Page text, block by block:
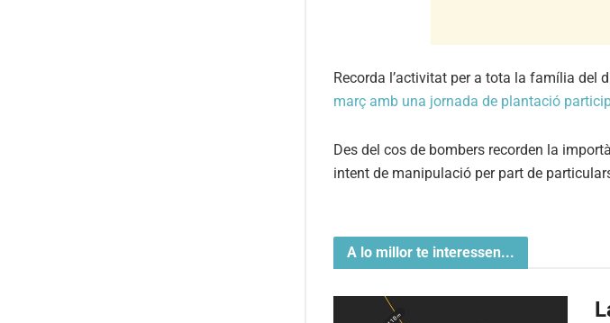
Recorda l’activitat per a tota la família del
març amb una jornada de plantació
Des del cos de bombers recorden la
intent de manipulació per part de
A lo millor te interessen...